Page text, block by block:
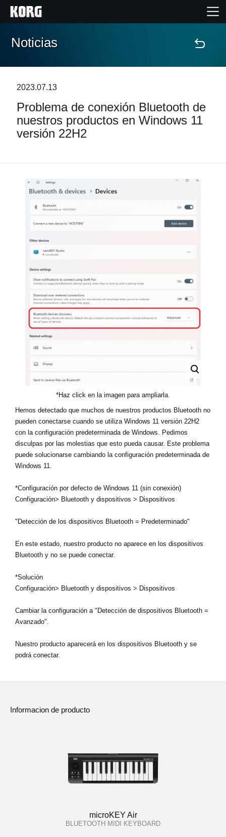
Inicio
Características
Eventos
Soporte
Localizador de Tiendas
Ubicación
Redes Sociales
Acerca de KORG
Noticias
2023.07.13
Problema de conexión Bluetooth de
nuestros productos en Windows 11
versión 22H2
*Haz click en la imagen para ampliarla.
Hemos detectado que muchos de nuestros productos Bluetooth no
pueden conectarse cuando se utiliza Windows 11 versión 22H2
con la configuración predeterminada de Windows. Pedimos
disculpas por las molestias que esto pueda causar. Este problema
puede solucionarse cambiando la configuración predeterminada de
Windows 11.
*Configuración por defecto de Windows 11 (sin conexión)
Configuración> Bluetooth y dispositivos > Dispositivos
"Detección de los dispositivos Bluetooth = Predeterminado"
En este estado, nuestro producto no aparece en los dispositivos
Bluetooth y no se puede conectar.
*Solución
Configuración> Bluetooth y dispositivos > Dispositivos
Cambiar la configuración a "Detección de dispositivos Bluetooth =
Avanzado".
Nuestro producto aparecerá en los dispositivos Bluetooth y se
podrá conectar.
Informacion de producto
microKEY Air
BLUETOOTH MIDI KEYBOARD